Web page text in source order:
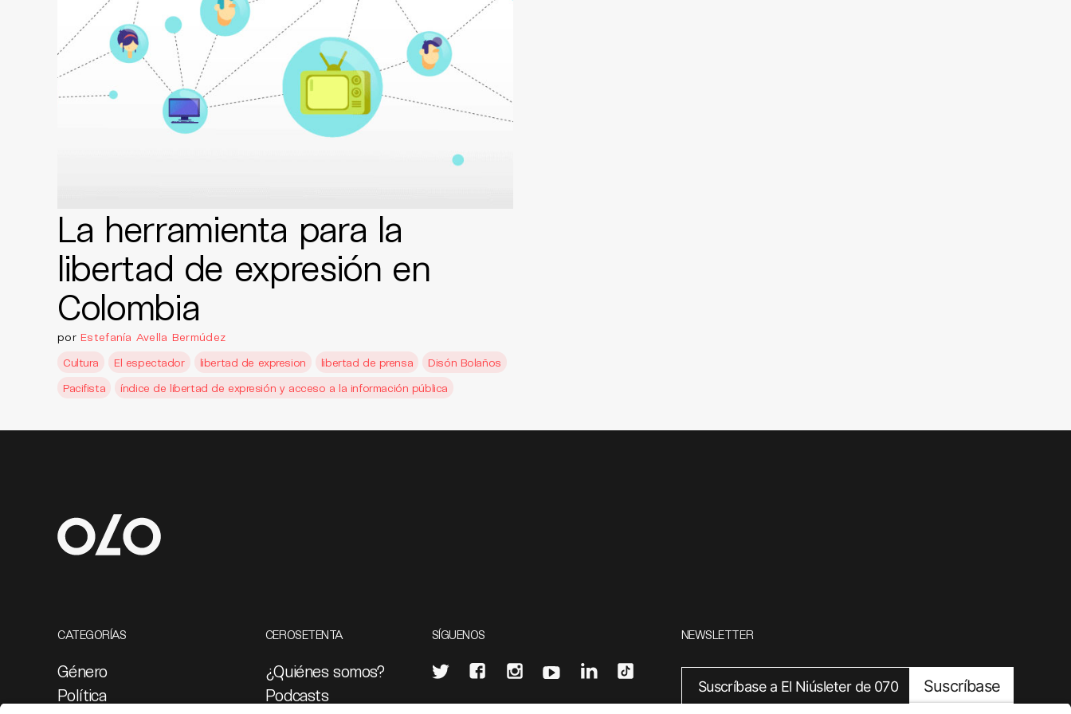
La herramienta para la
libertad de expresión en
Colombia
por Estefanía Avella Bermúdez
Cultura
El espectador libertad de expresion libertad de prensa
Disón Bolaños
Pacifista
índice de libertad de expresión y acceso a la información pública
CATEGORÍAS
Género
Política
CEROSETENTA
¿Quiénes somos?
Podcasts
SÍGUENOS NEWSLETTER
Suscríbase